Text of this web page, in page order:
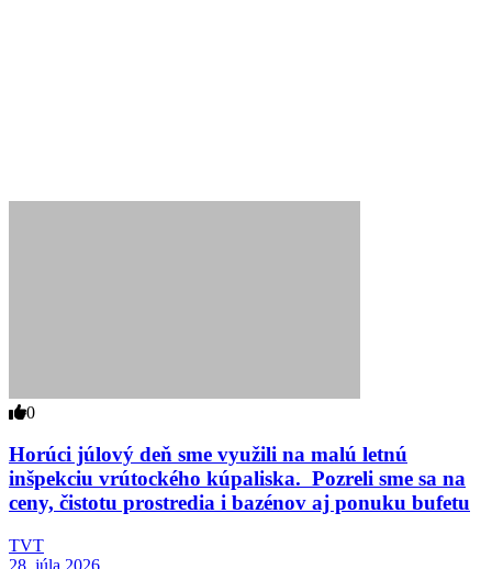
0
Horúci júlový deň sme využili na malú letnú
inšpekciu vrútockého kúpaliska. Pozreli sme sa na
ceny, čistotu prostredia i bazénov aj ponuku bufetu
TVT